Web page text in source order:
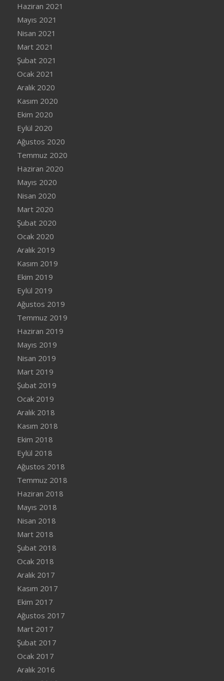
Haziran 2021
Mayıs 2021
Nisan 2021
Mart 2021
Şubat 2021
Ocak 2021
Aralık 2020
Kasım 2020
Ekim 2020
Eylül 2020
Ağustos 2020
Temmuz 2020
Haziran 2020
Mayıs 2020
Nisan 2020
Mart 2020
Şubat 2020
Ocak 2020
Aralık 2019
Kasım 2019
Ekim 2019
Eylül 2019
Ağustos 2019
Temmuz 2019
Haziran 2019
Mayıs 2019
Nisan 2019
Mart 2019
Şubat 2019
Ocak 2019
Aralık 2018
Kasım 2018
Ekim 2018
Eylül 2018
Ağustos 2018
Temmuz 2018
Haziran 2018
Mayıs 2018
Nisan 2018
Mart 2018
Şubat 2018
Ocak 2018
Aralık 2017
Kasım 2017
Ekim 2017
Ağustos 2017
Mart 2017
Şubat 2017
Ocak 2017
Aralık 2016